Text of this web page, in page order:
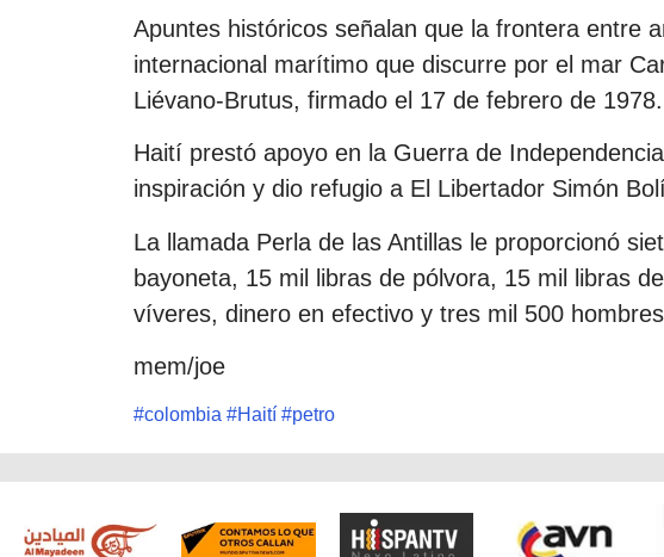
Apuntes históricos señalan que la frontera entre
internacional marítimo que discurre por el mar
Liévano-Brutus, firmado el 17 de febrero de 1978.
Haití prestó apoyo en la Guerra de
inspiración y dio refugio a El Libertador Simón
La llamada Perla de las Antillas le proporcionó
bayoneta, 15 mil libras de pólvora, 15 mil libras
víveres, dinero en efectivo y tres mil 500
mem/joe
#colombia #Haití #petro